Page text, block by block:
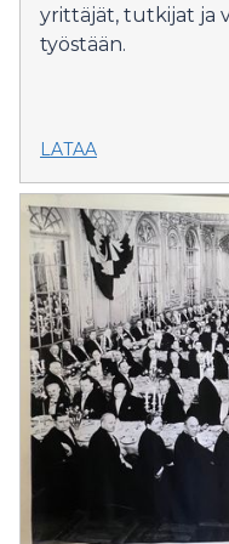
yrittäjät, tutkijat ja
työstään.
LATAA